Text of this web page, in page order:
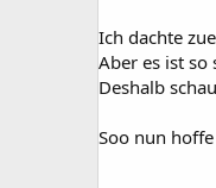
Ich dachte
Aber es ist
Deshalb
Soo nun